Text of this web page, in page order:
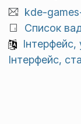
kde-
Список
Інтерфейс,
Інтерфейс,